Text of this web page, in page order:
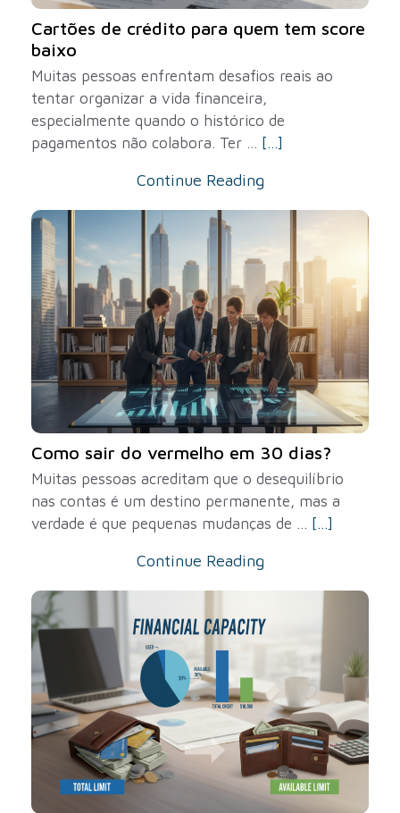
Cartões de crédito para quem tem score
baixo
Muitas pessoas enfrentam desafios reais ao
tentar organizar a vida financeira,
especialmente quando o histórico de
pagamentos não colabora. Ter ... [...]
Continue Reading
Como sair do vermelho em 30 dias?
Muitas pessoas acreditam que o desequilíbrio
nas contas é um destino permanente, mas a
verdade é que pequenas mudanças de ... [...]
Continue Reading